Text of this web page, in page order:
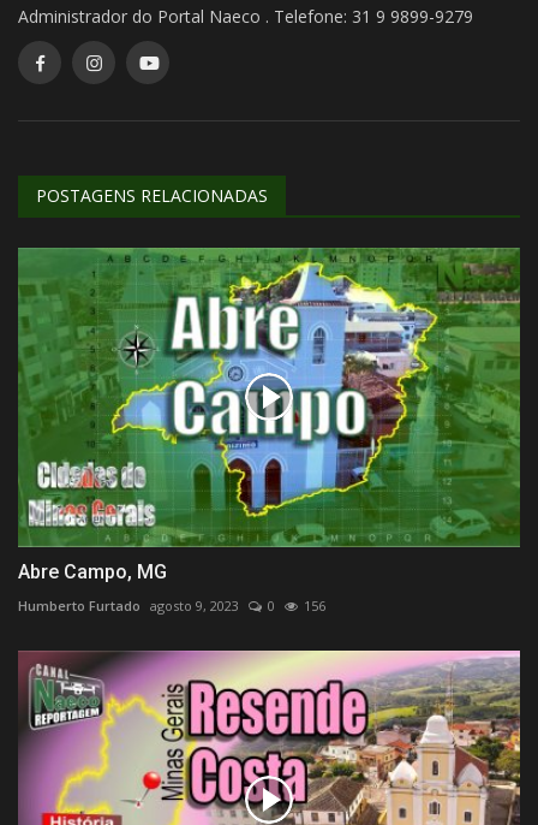
Administrador do Portal Naeco . Telefone: 31 9 9899-9279
POSTAGENS RELACIONADAS
Abre Campo, MG
Humberto Furtado agosto 9, 2023 0 156